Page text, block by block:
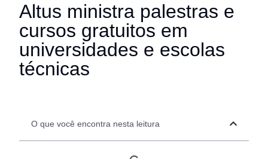
Altus ministra palestras e
cursos gratuitos em
universidades e escolas
técnicas
O que você encontra nesta leitura